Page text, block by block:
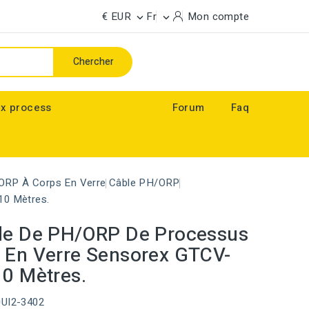
€ EUR  Fr  Mon compte
Chercher
process Forum Faq
À Corps En Verre Câble PH/ORP
Mètres.
De PH/ORP De Processus
Verre Sensorex GTCV-
Mètres.
3402